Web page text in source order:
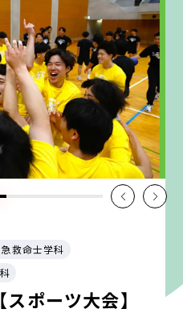
救命士学科
ポーツ大会】